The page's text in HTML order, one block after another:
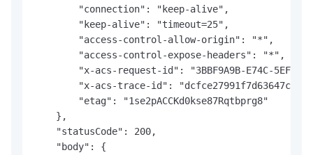
        "connection": "keep-alive",
        "keep-alive": "timeout=25",
        "access-control-allow-origin": "*",
        "access-control-expose-headers": "*",
"x-acs-request-id": "3BBF9A9B-E74C-5EF5-
"x-acs-trace-id":
        "etag": "1se2pACCKd0kse87Rqtbprg8"
    },
    "statusCode": 200,
    "body": {